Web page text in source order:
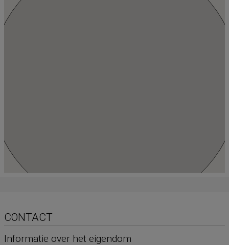
CONTACT
Informatie over het eigendom